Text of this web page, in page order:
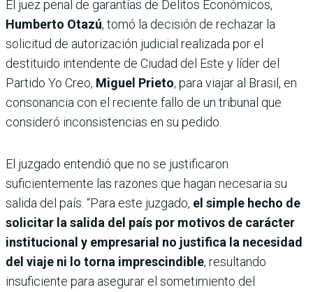
El juez penal de garantías de Delitos Económicos,
Humberto Otazú, tomó la decisión de rechazar la
solicitud de autorización judicial realizada por el
destituido intendente de Ciudad del Este y líder del
Partido Yo Creo, Miguel Prieto, para viajar al Brasil, en
consonancia con el reciente fallo de un tribunal que
consideró inconsistencias en su pedido.
El juzgado entendió que no se justificaron
suficientemente las razones que hagan necesaria su
salida del país. “Para este juzgado, el simple hecho de
solicitar la salida del país por motivos de carácter
institucional y empresarial no justifica la necesidad
del viaje ni lo torna imprescindible, resultando
insuficiente para asegurar el sometimiento del